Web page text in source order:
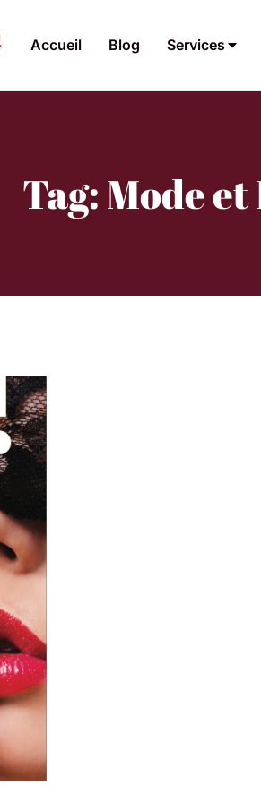
Accueil Blog Services
Tag: Mode